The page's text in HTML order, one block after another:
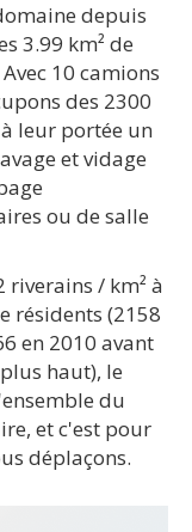
depuis
3.99 km² de
10 camions
des 2300
leur portée un
et vidage
ou de salle
riverains / km² à
résidents (2158
en 2010 avant
haut), le
du
et c'est pour
déplaçons.